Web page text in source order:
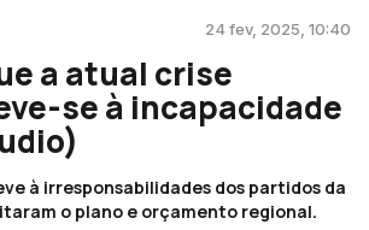
24 fev, 2025, 10:40
a atual crise
se à incapacidade
à irresponsabilidades dos partidos da
o plano e orçamento regional.